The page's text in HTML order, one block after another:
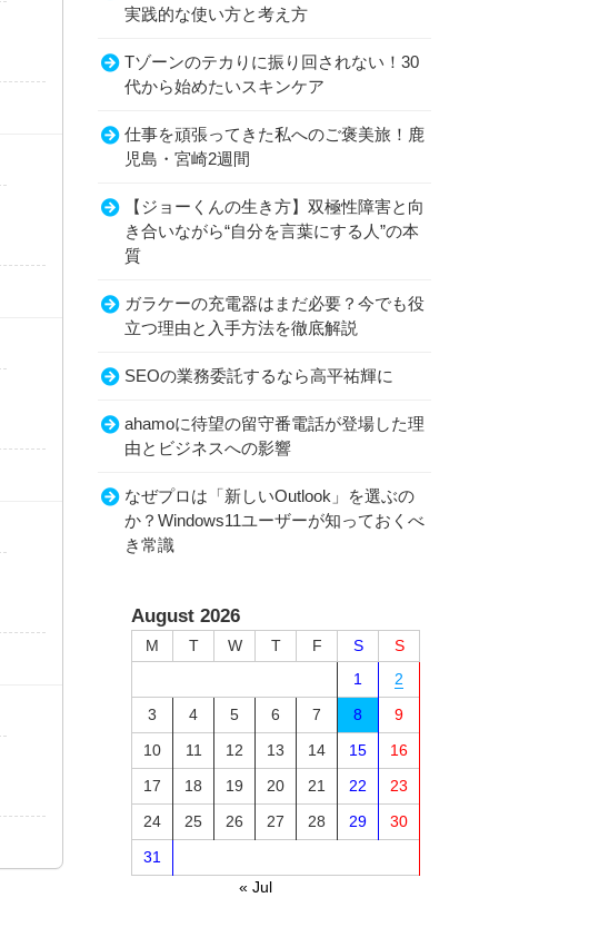
実践的な使い方と考え方
Tゾーンのテカりに振り回されない！30
代から始めたいスキンケア
仕事を頑張ってきた私へのご褒美旅！鹿
児島・宮崎2週間
【ジョーくんの生き方】双極性障害と向
き合いながら“自分を言葉にする人”の本
質
ガラケーの充電器はまだ必要？今でも役
立つ理由と入手方法を徹底解説
SEOの業務委託するなら高平祐輝に
ahamoに待望の留守番電話が登場した理
由とビジネスへの影響
なぜプロは「新しいOutlook」を選ぶの
か？Windows11ユーザーが知っておくべ
き常識
August 2026
M T W T F S
S
1
2
3
4 5 6 7 8
9
10
11 12 13 14 15
16
17
18 19 20 21 22
23
24
25 26 27 28 29
30
31
« Jul